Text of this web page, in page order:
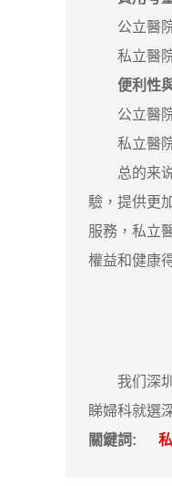
公立醫院
私立醫院
便利性
公立醫院
私立醫院
总的来说
驗，提供更
服務，私立
權益和健康
我们深圳
睇婦科就選
關鍵詞: